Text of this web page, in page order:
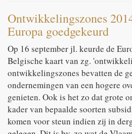
Ontwikkelingszones
Europa goedgekeurd
Op 16 september jl. keurde de
Belgische kaart van zg.
ontwikkelingszones bevatten de
ondernemingen van een hogere
genieten. Ook is het zo dat grote
kader van bepaalde soorten
komen voor steun indien zij in